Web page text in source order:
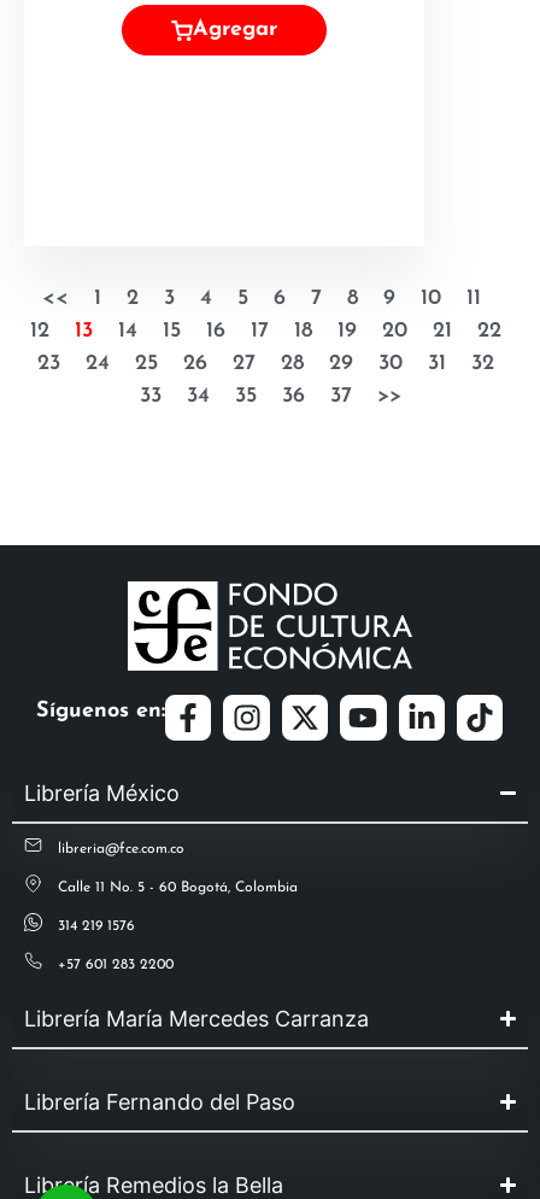
Agregar
<< 1 2 3 4 5 6 7 8 9 10
11
12
13 14 15 16 17 18 19 20 21
22
23
24 25 26 27 28 29 30 31
32
33
34 35 36 37 >>
Síguenos en:
Librería México
libreria@fce.com.co
Calle 11 No. 5 - 60 Bogotá, Colombia
314 219 1576
+57 601 283 2200
Librería María Mercedes Carranza
Librería Fernando del Paso
Librería Remedios la Bella